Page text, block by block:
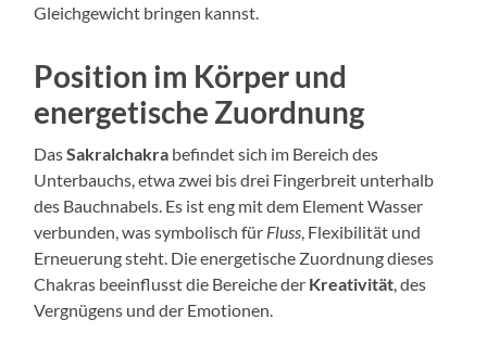
Gleichgewicht bringen kannst.
Position im Körper und
energetische Zuordnung
DasSakralchakra befindet sich im Bereich des
Unterbauchs, etwa zwei bis drei Fingerbreit unterhalb
des Bauchnabels. Es ist eng mit dem Element Wasser
verbunden, was symbolisch für Fluss , Flexibilität und
Erneuerung steht. Die energetische Zuordnung dieses
Chakras beeinflusst die Bereiche der Kreativität , des
Vergnügens und der Emotionen.